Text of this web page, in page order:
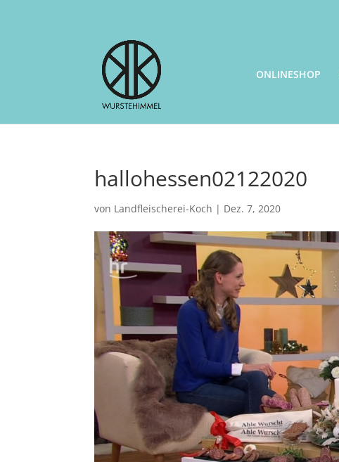
ONLINESHOP
hallohessen02122020
von Landfleischerei-Koch | Dez. 7, 2020